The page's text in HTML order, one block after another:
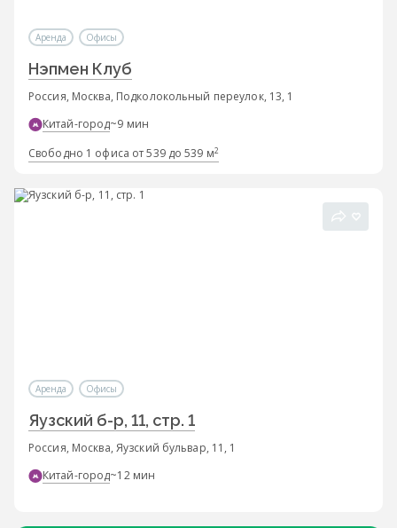
Аренда Офисы
Нэпмен Клуб
Россия, Москва, Подколокольный переулок, 13, 1
Китай-город~9 мин
Свободно 1 офиса от 539 до 539 м2
Аренда Офисы
Яузский б-р, 11, стр. 1
Россия, Москва, Яузский бульвар, 11, 1
Китай-город~12 мин